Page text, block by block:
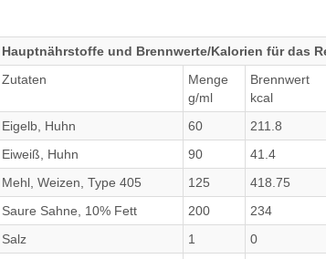
Hauptnährstoffe und Brennwerte/Kalorien für das
Zutaten
Menge
g/ml
Brennwert
kcal
Eigelb, Huhn
60 211.8
Eiweiß, Huhn
90 41.4
Mehl, Weizen, Type 405
125 418.75
Saure Sahne, 10% Fett
200 234
Salz
1 0